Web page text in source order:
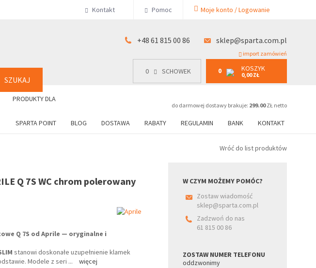
Kontakt Pomoc Moje konto / Logowanie
SZUKAJ
+48 61 815 00 86 sklep@sparta.com.pl
import zamówień
0 SCHOWEK 0 KOSZYK
0,00 ZŁ
do darmowej dostawy brakuje: 299.00ZŁ netto
PRODUKTY DLA
SPARTA POINT BLOG DOSTAWA RABATY REGULAMIN BANK KONTAKT
0 SCHOWEK 0 KOSZYK
0,00 ZŁ
+48 61 815 00 86
Wróć do list produktów
Q 7S WC chrom polerowany
Q 7S od Aprile — oryginalne i
stanowi doskonałe uzupełnienie klamek
Modele z seri ... więcej
W CZYM MOŻEMY POMÓC?
Zostaw wiadomość
sklep@sparta.com.pl
Zadzwoń do nas
61 815 00 86
ZOSTAW NUMER TELEFONU
oddzwonimy